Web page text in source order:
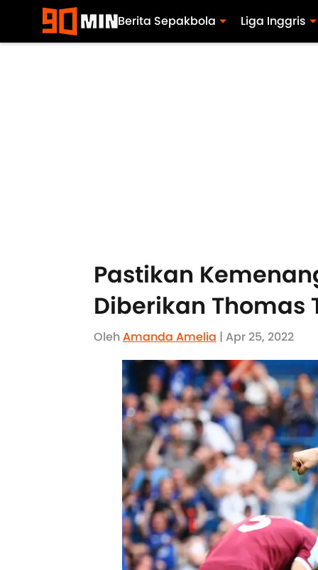
Berita Sepakbola Liga Inggris
Pastikan
Diberikan Thomas
OlehAmanda Amelia | Apr 25, 2022